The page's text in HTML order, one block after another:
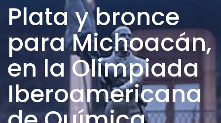
Plata y bronce
para Michoacán,
en la Olimpiada
Iberoamericana